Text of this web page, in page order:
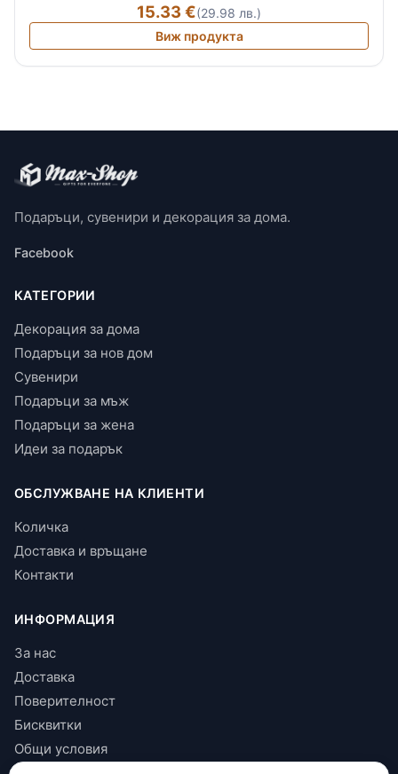
15.33 €(29.98 лв.)
Виж продукта
Подаръци, сувенири и декорация за дома.
Facebook
КАТЕГОРИИ
Декорация за дома
Подаръци за нов дом
Сувенири
Подаръци за мъж
Подаръци за жена
Идеи за подарък
ОБСЛУЖВАНЕ НА КЛИЕНТИ
Количка
Доставка и връщане
Контакти
ИНФОРМАЦИЯ
За нас
Доставка
Поверителност
Бисквитки
Общи условия